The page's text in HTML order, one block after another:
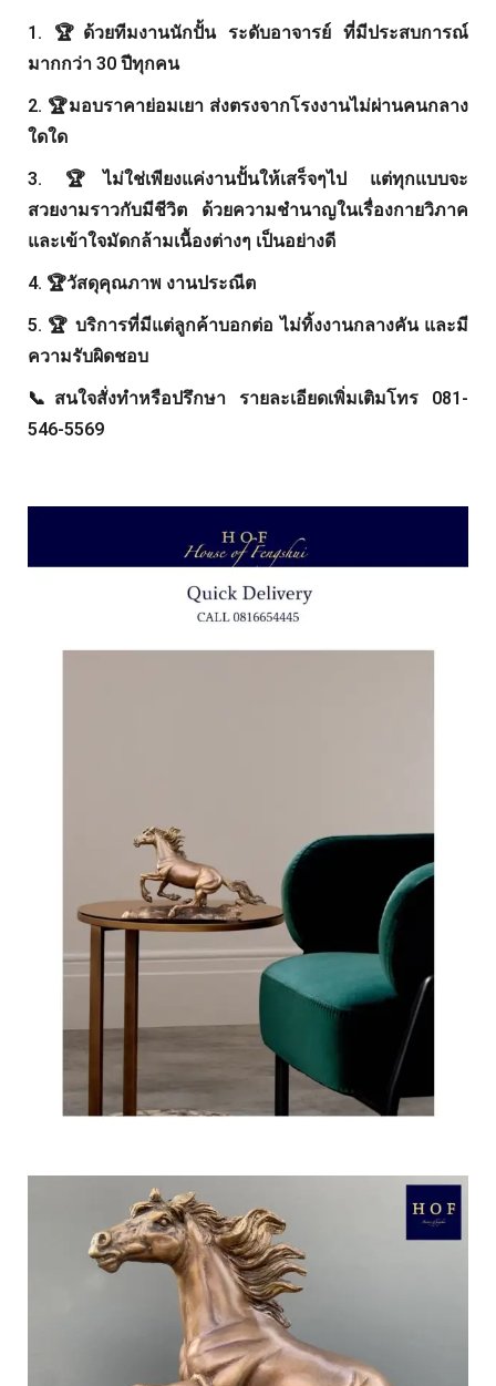
1. 🏆ด้วยทีมงานนักปั้น ระดับอาจารย์ ที่มีประสบการณ์
มากกว่า 30 ปีทุกคน
2. 🏆มอบราคาย่อมเยา ส่งตรงจากโรงงานไม่ผ่านคนกลาง
ใดใด
3. 🏆ไม่ใช่เพียงแค่งานปั้นให้เสร็จๆไป แต่ทุกแบบจะ
สวยงามราวกับมีชีวิต ด้วยความชำนาญในเรื่องกายวิภาค
และเข้าใจมัดกล้ามเนื้องต่างๆ เป็นอย่างดี
4. 🏆วัสดุคุณภาพ งานประณีต
5. 🏆 บริการที่มีแต่ลูกค้าบอกต่อ ไม่ทิ้งงานกลางคัน และมี
ความรับผิดชอบ
📞สนใจสั่งทำหรือปรึกษา รายละเอียดเพิ่มเติมโทร 081-
546-5569